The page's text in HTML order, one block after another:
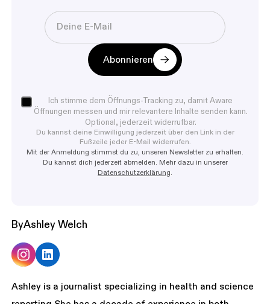
Abonnieren
Ich stimme dem Öffnungs-Tracking zu, damit Aware
Öffnungen messen und mir relevantere Inhalte senden kann.
Optional, jederzeit widerrufbar.
Du kannst deine Einwilligung jederzeit über den Link in der
Fußzeile jeder E-Mail widerrufen.
Mit der Anmeldung stimmst du zu, unseren Newsletter zu erhalten.
Du kannst dich jederzeit abmelden. Mehr dazu in unserer
Datenschutzerklärung.
ByAshley Welch
Ashley is a journalist specializing in health and science